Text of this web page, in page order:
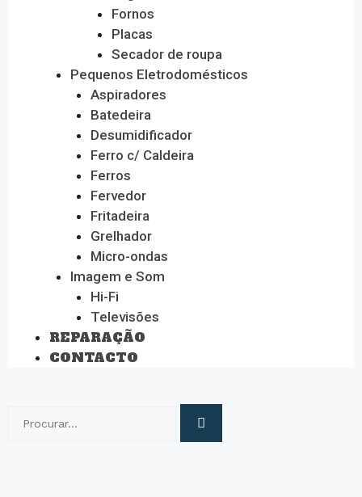
Fornos
Placas
Secador de roupa
Pequenos Eletrodomésticos
Aspiradores
Batedeira
Desumidificador
Ferro c/ Caldeira
Ferros
Fervedor
Fritadeira
Grelhador
Micro-ondas
Imagem e Som
Hi-Fi
Televisões
REPARAÇÃO
CONTACTO